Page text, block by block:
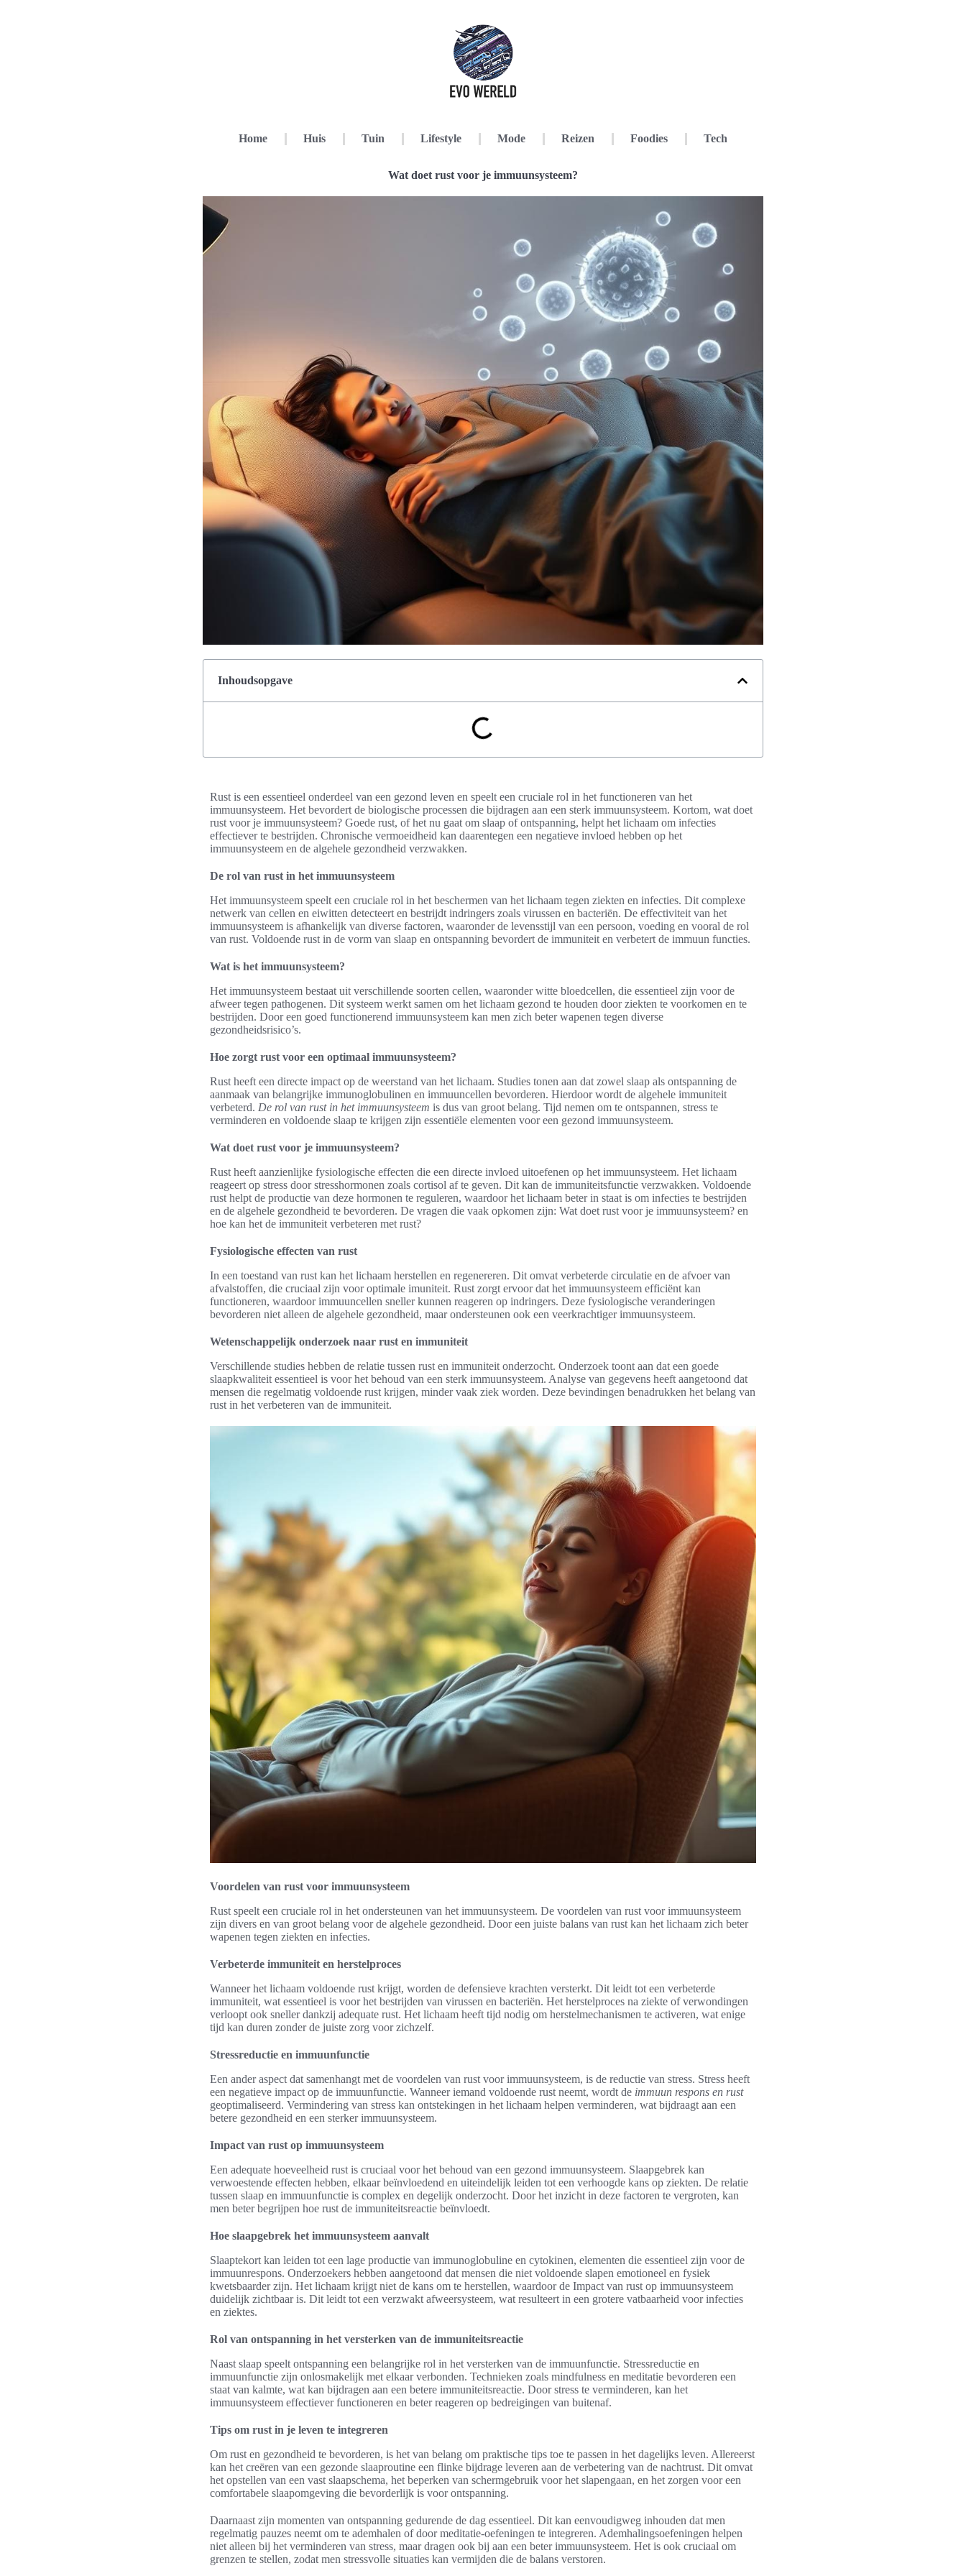
Home Huis Tuin Lifestyle Mode Reizen Foodies Tech
Wat doet rust voor je immuunsysteem?
Inhoudsopgave
Rust is een essentieel onderdeel van een gezond leven en speelt een cruciale rol in het functioneren van het
immuunsysteem. Het bevordert de biologische processen die bijdragen aan een sterk immuunsysteem. Kortom, wat doet
rust voor je immuunsysteem? Goede rust, of het nu gaat om slaap of ontspanning, helpt het lichaam om infecties
effectiever te bestrijden. Chronische vermoeidheid kan daarentegen een negatieve invloed hebben op het
immuunsysteem en de algehele gezondheid verzwakken.
De rol van rust in het immuunsysteem
Het immuunsysteem speelt een cruciale rol in het beschermen van het lichaam tegen ziekten en infecties. Dit complexe
netwerk van cellen en eiwitten detecteert en bestrijdt indringers zoals virussen en bacteriën. De effectiviteit van het
immuunsysteem is afhankelijk van diverse factoren, waaronder de levensstijl van een persoon, voeding en vooral de rol
van rust. Voldoende rust in de vorm van slaap en ontspanning bevordert de immuniteit en verbetert de immuun functies.
Wat is het immuunsysteem?
Het immuunsysteem bestaat uit verschillende soorten cellen, waaronder witte bloedcellen, die essentieel zijn voor de
afweer tegen pathogenen. Dit systeem werkt samen om het lichaam gezond te houden door ziekten te voorkomen en te
bestrijden. Door een goed functionerend immuunsysteem kan men zich beter wapenen tegen diverse
gezondheidsrisico’s.
Hoe zorgt rust voor een optimaal immuunsysteem?
Rust heeft een directe impact op de weerstand van het lichaam. Studies tonen aan dat zowel slaap als ontspanning de
aanmaak van belangrijke immunoglobulinen en immuuncellen bevorderen. Hierdoor wordt de algehele immuniteit
verbeterd. De rol van rust in het immuunsysteem is dus van groot belang. Tijd nemen om te ontspannen, stress te
verminderen en voldoende slaap te krijgen zijn essentiële elementen voor een gezond immuunsysteem.
Wat doet rust voor je immuunsysteem?
Rust heeft aanzienlijke fysiologische effecten die een directe invloed uitoefenen op het immuunsysteem. Het lichaam
reageert op stress door stresshormonen zoals cortisol af te geven. Dit kan de immuniteitsfunctie verzwakken. Voldoende
rust helpt de productie van deze hormonen te reguleren, waardoor het lichaam beter in staat is om infecties te bestrijden
en de algehele gezondheid te bevorderen. De vragen die vaak opkomen zijn: Wat doet rust voor je immuunsysteem? en
hoe kan het de immuniteit verbeteren met rust?
Fysiologische effecten van rust
In een toestand van rust kan het lichaam herstellen en regenereren. Dit omvat verbeterde circulatie en de afvoer van
afvalstoffen, die cruciaal zijn voor optimale imuniteit. Rust zorgt ervoor dat het immuunsysteem efficiënt kan
functioneren, waardoor immuuncellen sneller kunnen reageren op indringers. Deze fysiologische veranderingen
bevorderen niet alleen de algehele gezondheid, maar ondersteunen ook een veerkrachtiger immuunsysteem.
Wetenschappelijk onderzoek naar rust en immuniteit
Verschillende studies hebben de relatie tussen rust en immuniteit onderzocht. Onderzoek toont aan dat een goede
slaapkwaliteit essentieel is voor het behoud van een sterk immuunsysteem. Analyse van gegevens heeft aangetoond dat
mensen die regelmatig voldoende rust krijgen, minder vaak ziek worden. Deze bevindingen benadrukken het belang van
rust in het verbeteren van de immuniteit.
Voordelen van rust voor immuunsysteem
Rust speelt een cruciale rol in het ondersteunen van het immuunsysteem. De voordelen van rust voor immuunsysteem
zijn divers en van groot belang voor de algehele gezondheid. Door een juiste balans van rust kan het lichaam zich beter
wapenen tegen ziekten en infecties.
Verbeterde immuniteit en herstelproces
Wanneer het lichaam voldoende rust krijgt, worden de defensieve krachten versterkt. Dit leidt tot een verbeterde
immuniteit, wat essentieel is voor het bestrijden van virussen en bacteriën. Het herstelproces na ziekte of verwondingen
verloopt ook sneller dankzij adequate rust. Het lichaam heeft tijd nodig om herstelmechanismen te activeren, wat enige
tijd kan duren zonder de juiste zorg voor zichzelf.
Stressreductie en immuunfunctie
Een ander aspect dat samenhangt met de voordelen van rust voor immuunsysteem, is de reductie van stress. Stress heeft
een negatieve impact op de immuunfunctie. Wanneer iemand voldoende rust neemt, wordt de immuun respons en rust
geoptimaliseerd. Vermindering van stress kan ontstekingen in het lichaam helpen verminderen, wat bijdraagt aan een
betere gezondheid en een sterker immuunsysteem.
Impact van rust op immuunsysteem
Een adequate hoeveelheid rust is cruciaal voor het behoud van een gezond immuunsysteem. Slaapgebrek kan
verwoestende effecten hebben, elkaar beïnvloedend en uiteindelijk leiden tot een verhoogde kans op ziekten. De relatie
tussen slaap en immuunfunctie is complex en degelijk onderzocht. Door het inzicht in deze factoren te vergroten, kan
men beter begrijpen hoe rust de immuniteitsreactie beïnvloedt.
Hoe slaapgebrek het immuunsysteem aanvalt
Slaaptekort kan leiden tot een lage productie van immunoglobuline en cytokinen, elementen die essentieel zijn voor de
immuunrespons. Onderzoekers hebben aangetoond dat mensen die niet voldoende slapen emotioneel en fysiek
kwetsbaarder zijn. Het lichaam krijgt niet de kans om te herstellen, waardoor de Impact van rust op immuunsysteem
duidelijk zichtbaar is. Dit leidt tot een verzwakt afweersysteem, wat resulteert in een grotere vatbaarheid voor infecties
en ziektes.
Rol van ontspanning in het versterken van de immuniteitsreactie
Naast slaap speelt ontspanning een belangrijke rol in het versterken van de immuunfunctie. Stressreductie en
immuunfunctie zijn onlosmakelijk met elkaar verbonden. Technieken zoals mindfulness en meditatie bevorderen een
staat van kalmte, wat kan bijdragen aan een betere immuniteitsreactie. Door stress te verminderen, kan het
immuunsysteem effectiever functioneren en beter reageren op bedreigingen van buitenaf.
Tips om rust in je leven te integreren
Om rust en gezondheid te bevorderen, is het van belang om praktische tips toe te passen in het dagelijks leven. Allereerst
kan het creëren van een gezonde slaaproutine een flinke bijdrage leveren aan de verbetering van de nachtrust. Dit omvat
het opstellen van een vast slaapschema, het beperken van schermgebruik voor het slapengaan, en het zorgen voor een
comfortabele slaapomgeving die bevorderlijk is voor ontspanning.
Daarnaast zijn momenten van ontspanning gedurende de dag essentieel. Dit kan eenvoudigweg inhouden dat men
regelmatig pauzes neemt om te ademhalen of door meditatie-oefeningen te integreren. Ademhalingsoefeningen helpen
niet alleen bij het verminderen van stress, maar dragen ook bij aan een beter immuunsysteem. Het is ook cruciaal om
grenzen te stellen, zodat men stressvolle situaties kan vermijden die de balans verstoren.